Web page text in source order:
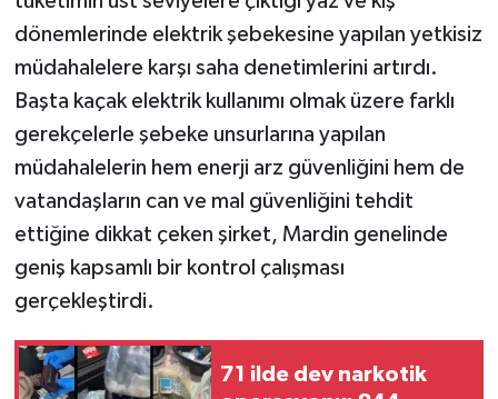
dönemlerinde elektrik şebekesine yapılan yetkisiz
müdahalelere karşı saha denetimlerini artırdı.
Başta kaçak elektrik kullanımı olmak üzere farklı
gerekçelerle şebeke unsurlarına yapılan
müdahalelerin hem enerji arz güvenliğini hem de
vatandaşların can ve mal güvenliğini tehdit
ettiğine dikkat çeken şirket, Mardin genelinde
geniş kapsamlı bir kontrol çalışması
gerçekleştirdi.
71 ilde dev narkotik